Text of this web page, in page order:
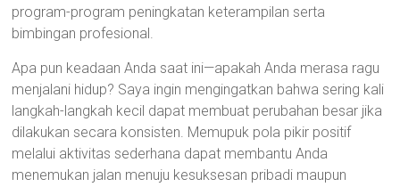
program-program peningkatan keterampilan serta
bimbingan profesional.
Apa pun keadaan Anda saat ini—apakah Anda merasa ragu
menjalani hidup? Saya ingin mengingatkan bahwa sering kali
langkah-langkah kecil dapat membuat perubahan besar jika
dilakukan secara konsisten. Memupuk pola pikir positif
melalui aktivitas sederhana dapat membantu Anda
menemukan jalan menuju kesuksesan pribadi maupun